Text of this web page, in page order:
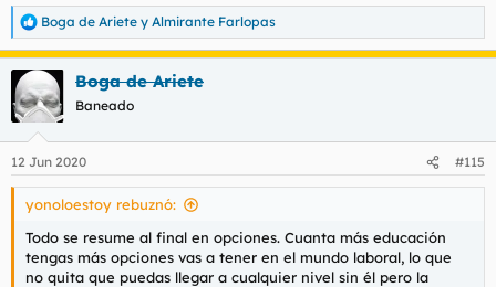
R
e
a
c
c
i
e
s
Boga de Ariete y Almirante Farlopas
Boga de Ariete
Baneado
12 Jun 2020 #115
yonoloestoy rebuznó:
Todo se resume al final en opciones. Cuanta más educación
tengas más opciones vas a tener en el mundo laboral, lo que
no quita que puedas llegar a cualquier nivel sin él pero la